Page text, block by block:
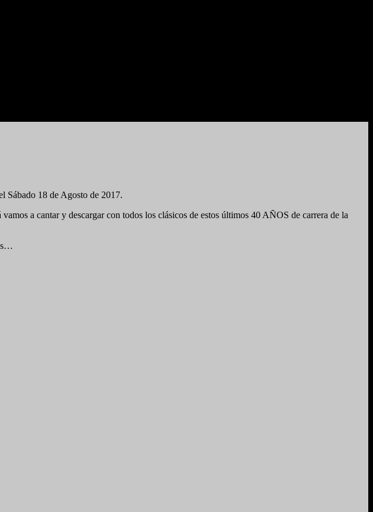
Sábado 18 de Agosto de 2017.
a cantar y descargar con todos los clásicos de estos últimos 40 AÑOS de carrera de la